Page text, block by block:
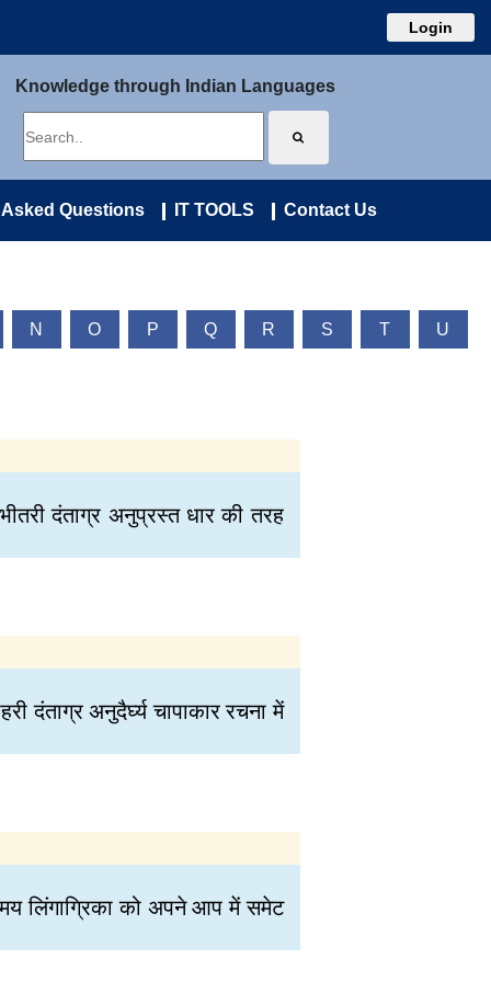
Login
Knowledge through Indian Languages
Questions IT TOOLS Contact Us
N O P Q R S T U
दंताग्र अनुप्रस्त धार की तरह
दंताग्र अनुदैर्घ्य चापाकार रचना में
लिंगाग्रिका को अपने आप में समेट